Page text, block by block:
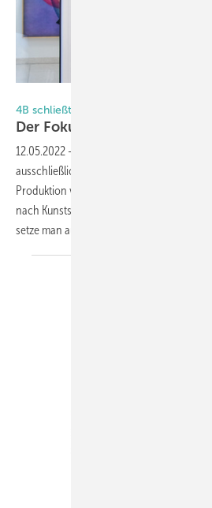
4B schließt Kunststoff-Sparte
Der Fokus liegt jetzt auf
12.05.2022 -
ausschließlich Fenster aus Holz/Metall. Der
Produktion von Kunststofffenster wird
nach Kunststofffenstern sei kontinuierlich
setze man auf ökologische